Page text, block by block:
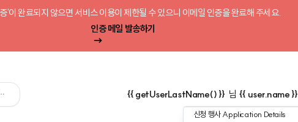
'이 완료되지 않으면 서비스 이용이 제한될 수 있으니 이메일 인증을 완료해 주세요.
인증 메일 발송하기
검색해 보세요':query) }} {{ getUserLastName() }} 님 {{ user.name }}
신청 행사Application Details